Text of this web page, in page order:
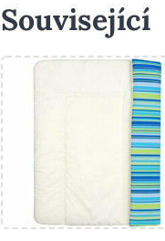
Související